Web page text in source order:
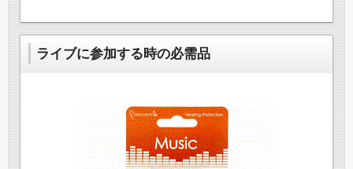
ライブに参加する時の必需品